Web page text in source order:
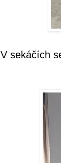
V sekáčích